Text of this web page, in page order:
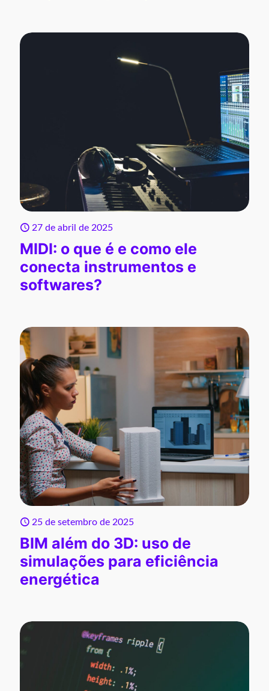
27 de abril de 2025
MIDI: o que é e como ele
conecta instrumentos e
softwares?
25 de setembro de 2025
BIM além do 3D: uso de
simulações para eficiência
energética